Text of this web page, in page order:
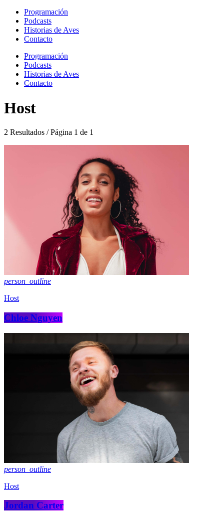
Programación
Podcasts
Historias de Aves
Contacto
Programación
Podcasts
Historias de Aves
Contacto
Host
2 Resultados / Página 1 de 1
person_outline
Host
Chloe Nguyen
person_outline
Host
Jordan Carter